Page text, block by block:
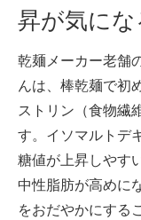
昇が気に
乾麺メーカー老舗
んは、棒乾麺で初
ストリン（食物繊
す。イソマルトデ
糖値が上昇しやす
中性脂肪が高めに
をおだやかにする